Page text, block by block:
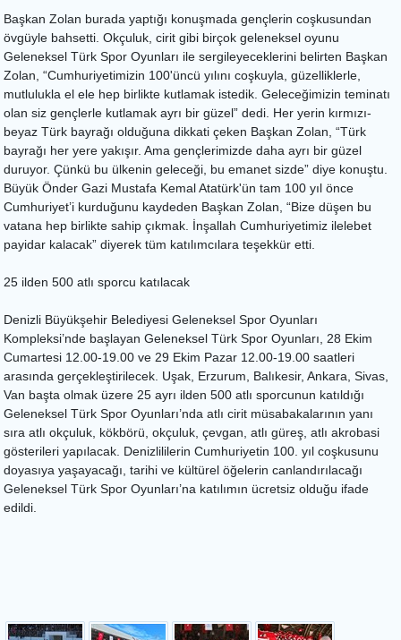
Başkan Zolan burada yaptığı konuşmada gençlerin coşkusundan
övgüyle bahsetti. Okçuluk, cirit gibi birçok geleneksel oyunu
Geleneksel Türk Spor Oyunları ile sergileyeceklerini belirten Başkan
Zolan, “Cumhuriyetimizin 100'üncü yılını coşkuyla, güzelliklerle,
mutlulukla el ele hep birlikte kutlamak istedik. Geleceğimizin teminatı
olan siz gençlerle kutlamak ayrı bir güzel” dedi. Her yerin kırmızı-
beyaz Türk bayrağı olduğuna dikkati çeken Başkan Zolan, “Türk
bayrağı her yere yakışır. Ama gençlerimizde daha ayrı bir güzel
duruyor. Çünkü bu ülkenin geleceği, bu emanet sizde” diye konuştu.
Büyük Önder Gazi Mustafa Kemal Atatürk'ün tam 100 yıl önce
Cumhuriyet’i kurduğunu kaydeden Başkan Zolan, “Bize düşen bu
vatana hep birlikte sahip çıkmak. İnşallah Cumhuriyetimiz ilelebet
payidar kalacak” diyerek tüm katılımcılara teşekkür etti.
25 ilden 500 atlı sporcu katılacak
Denizli Büyükşehir Belediyesi Geleneksel Spor Oyunları
Kompleksi’nde başlayan Geleneksel Türk Spor Oyunları, 28 Ekim
Cumartesi 12.00-19.00 ve 29 Ekim Pazar 12.00-19.00 saatleri
arasında gerçekleştirilecek. Uşak, Erzurum, Balıkesir, Ankara, Sivas,
Van başta olmak üzere 25 ayrı ilden 500 atlı sporcunun katıldığı
Geleneksel Türk Spor Oyunları’nda atlı cirit müsabakalarının yanı
sıra atlı okçuluk, kökbörü, okçuluk, çevgan, atlı güreş, atlı akrobasi
gösterileri yapılacak. Denizlililerin Cumhuriyetin 100. yıl coşkusunu
doyasıya yaşayacağı, tarihi ve kültürel öğelerin canlandırılacağı
Geleneksel Türk Spor Oyunları’na katılımın ücretsiz olduğu ifade
edildi.